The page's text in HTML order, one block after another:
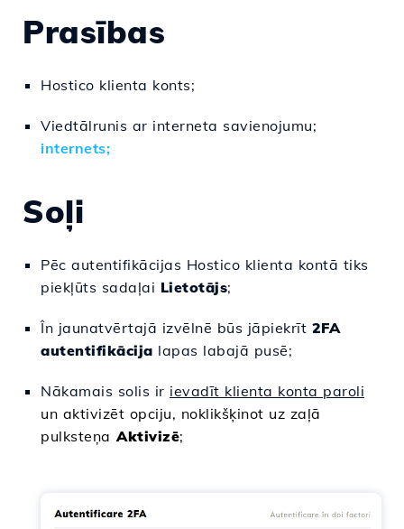
Prasības
Hostico klienta konts;
Viedtālrunis ar interneta savienojumu;
internets;
Soļi
Pēc autentifikācijas Hostico klienta kontā tiks
piekļūts sadaļai Lietotājs;
În jaunatvērtajā izvēlnē būs jāpiekrīt 2FA
autentifikācija lapas labajā pusē;
Nākamais solis ir ievadīt klienta konta paroli
un aktivizēt opciju, noklikšķinot uz zaļā
pulksteņa Aktivizē;